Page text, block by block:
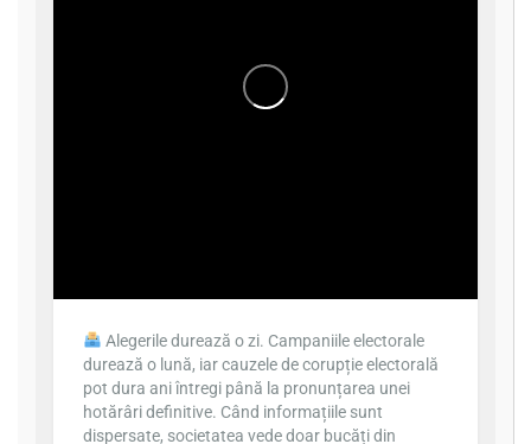
Alegerile durează o zi. Campaniile electorale
durează o lună, iar cauzele de corupție electorală
pot dura ani întregi până la pronunțarea unei
hotărâri definitive. Când informațiile sunt
dispersate, societatea vede doar bucăți din